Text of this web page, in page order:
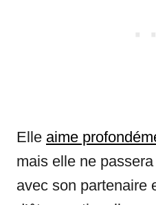
Elle aime
mais elle ne
avec son partenaire